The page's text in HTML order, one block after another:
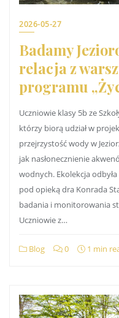
2026-05-27
Badamy
relacja z
programu
Uczniowie klasy 5b ze
którzy biorą udział w
przejrzystość wody w
jak nasłonecznienie
wodnych. Ekolekcja
pod opieką dra Konrada
badania i monitorowania
Uczniowie z…
Blog 0 1 min